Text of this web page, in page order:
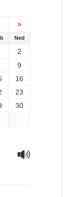
»
Ned
2
9
16
23
30